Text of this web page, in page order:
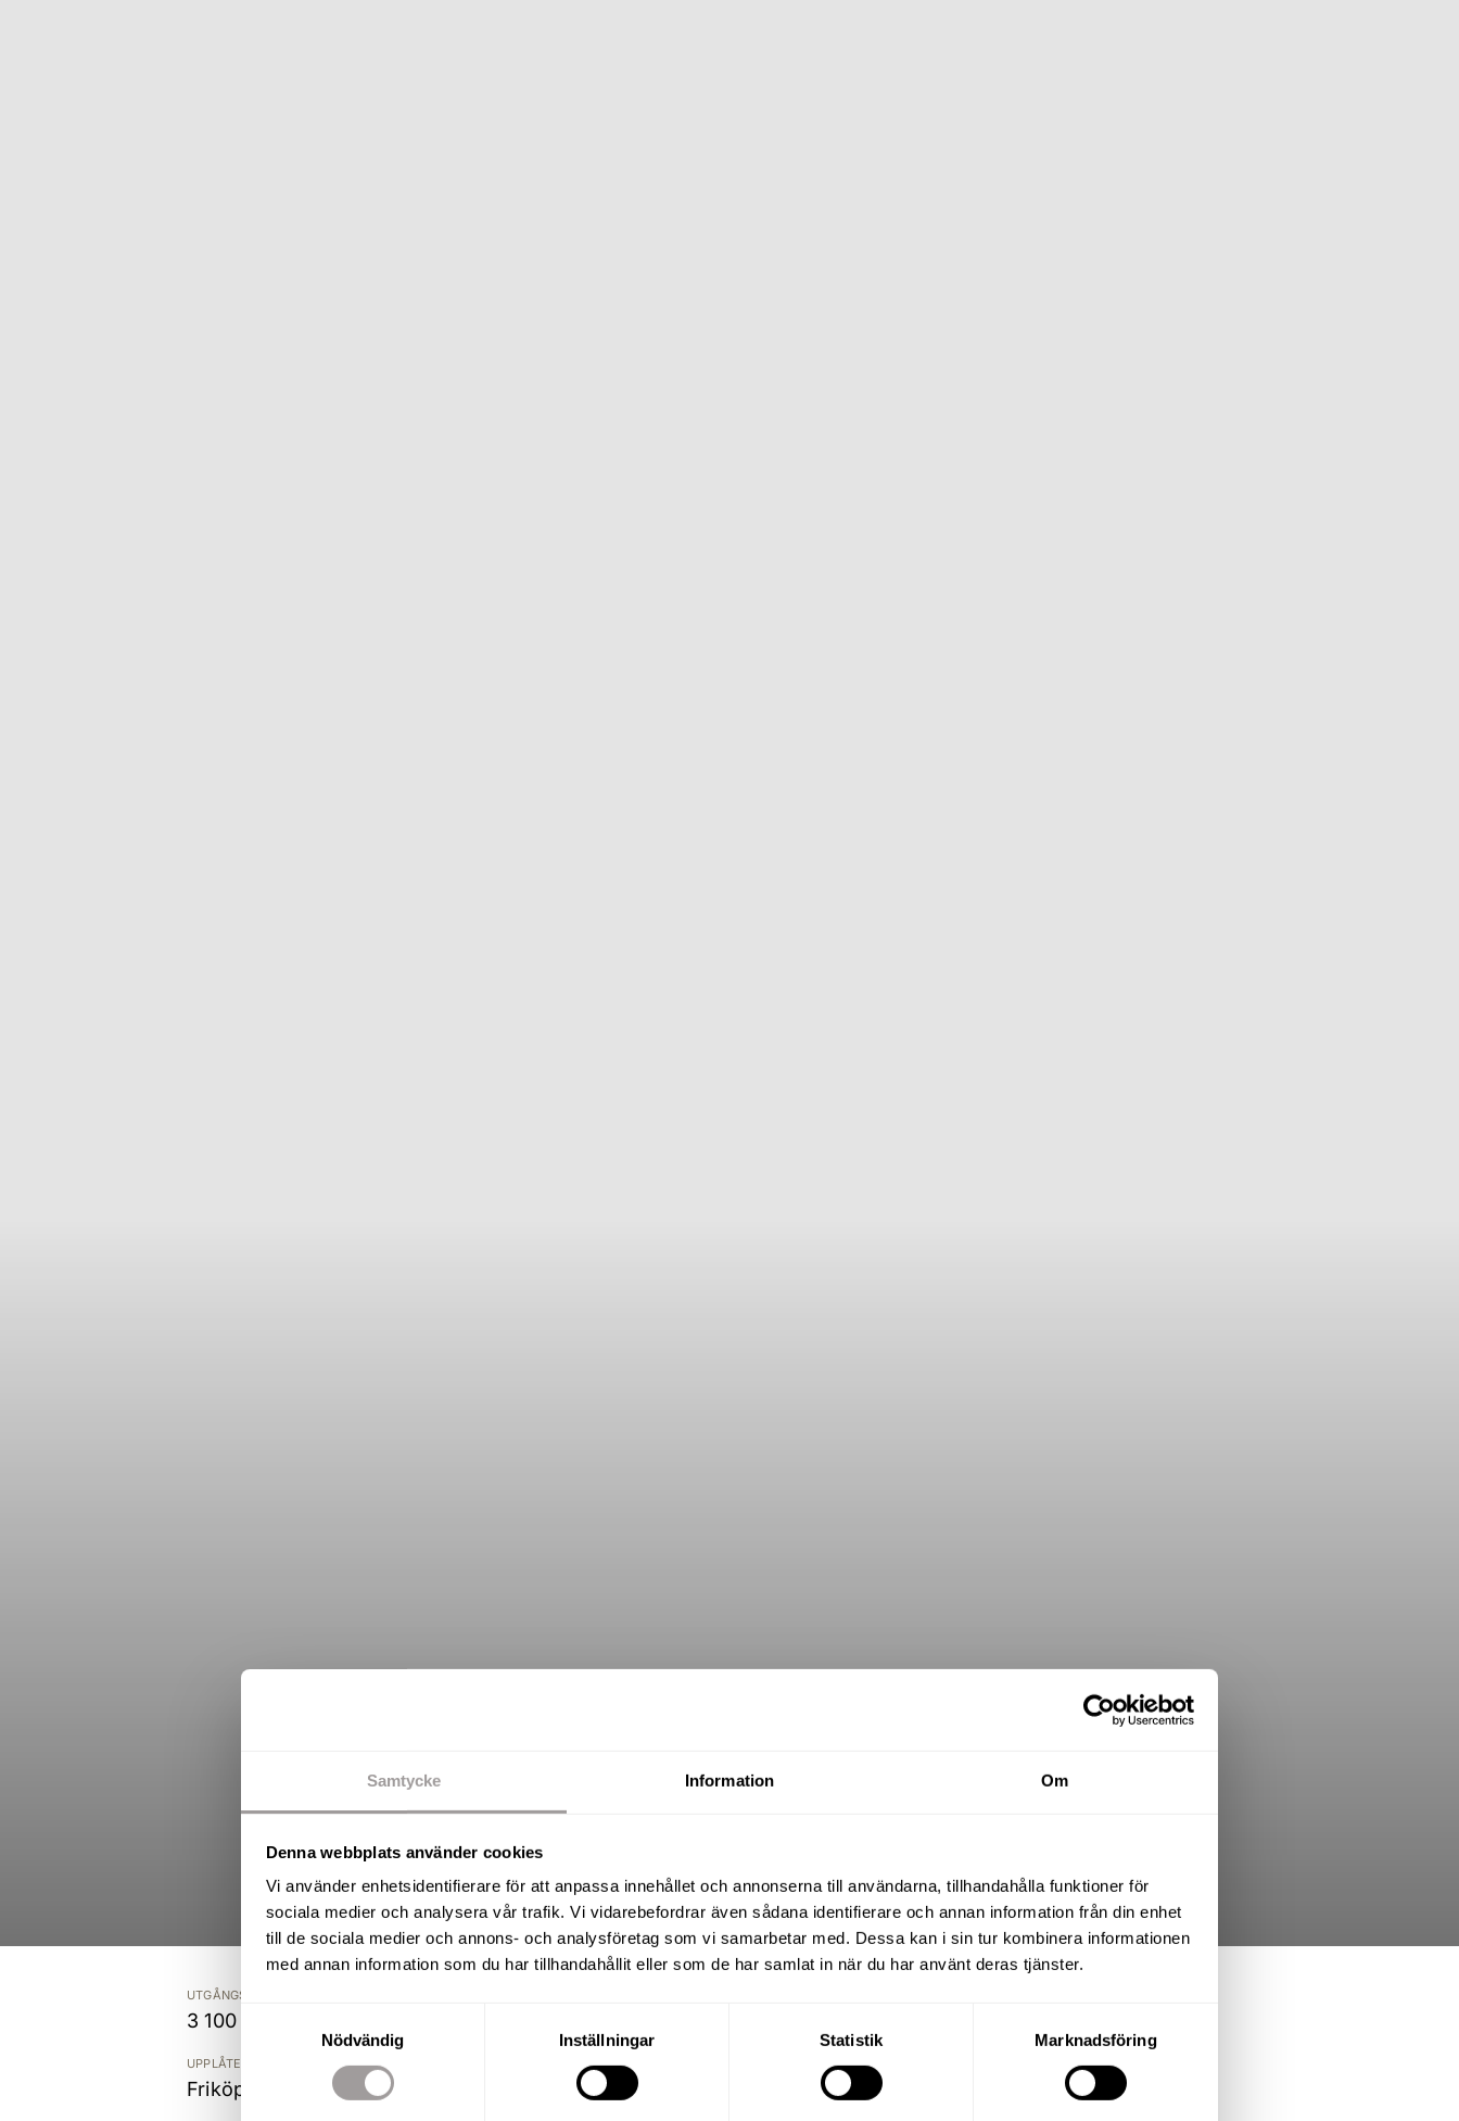
Samtycke Information Om
Denna webbplats använder cookies
Vi använder enhetsidentifierare för att anpassa innehållet och annonserna till användarna, tillhandahålla funktioner för
sociala medier och analysera vår trafik. Vi vidarebefordrar även sådana identifierare och annan information från din enhet
till de sociala medier och annons- och analysföretag som vi samarbetar med. Dessa kan i sin tur kombinera informationen
med annan information som du har tillhandahållit eller som de har samlat in när du har använt deras tjänster.
Nödvändig
Inställningar Statistik Marknadsföring
Valdemars väg 10, Hallsberg
UTGÅNGSPRIS
3 100 000 kr
UPPLÅTELSEFORM
Friköpt
BYGGÅR
1940